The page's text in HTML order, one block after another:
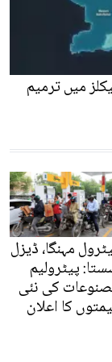
میں ترمیم
مہنگا، ڈیزل
پیٹرولیم
کی نئی
کا اعلان